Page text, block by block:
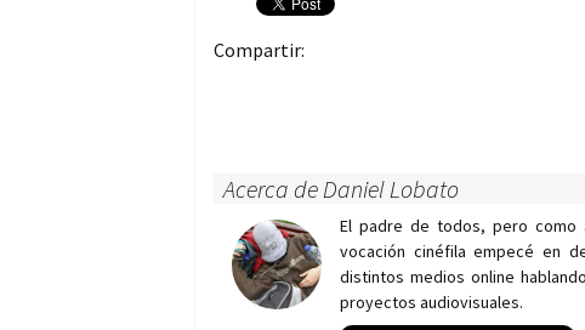
Compartir:
Acerca de Daniel Lobato
El padre de todos, pero como
vocación cinéfila empecé en
distintos medios online
proyectos audiovisuales.